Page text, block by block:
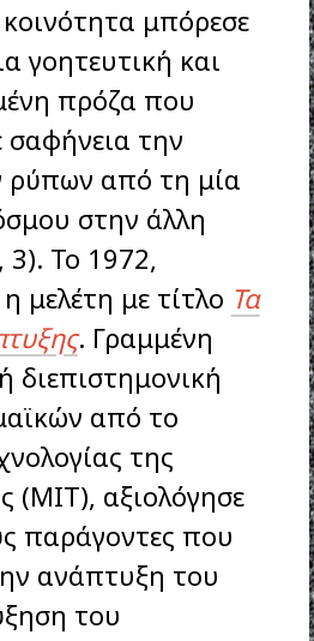
μπόρεσε
γοητευτική και
πρόζα που
σαφήνεια την
ρύπων από τη μία
στην άλλη
Το 1972,
μελέτη με τίτλο Τα
. Γραμμένη
διεπιστημονική
από το
της
(MIT), αξιολόγησε
παράγοντες που
ανάπτυξη του
του